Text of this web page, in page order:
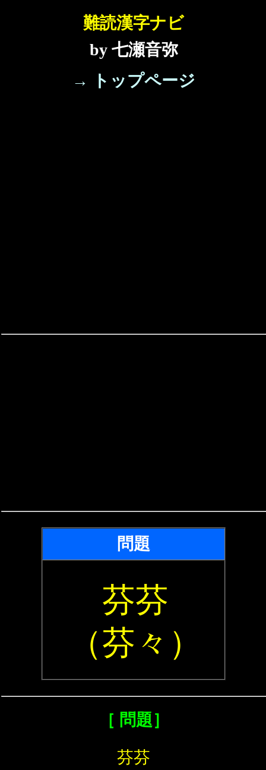
難読漢字ナビ
by 七瀬音弥
→ トップページ
問題
芬芬
（芬々）
［ 問題］
芬芬